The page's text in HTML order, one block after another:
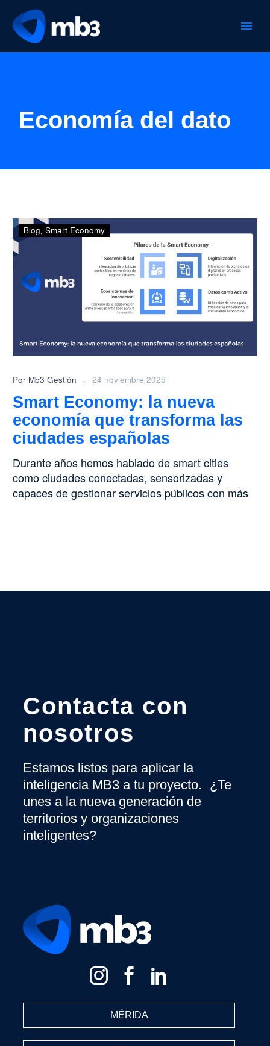
Economía del dato
Economy:
la
nueva
que
transforma
ciudades
españolas
Blog Smart Economy
Por Mb3 Gestión - 24 noviembre 2025
Smart Economy: la nueva
economía que transforma las
ciudades españolas
Durante años hemos hablado de smart cities
como ciudades conectadas, sensorizadas y
capaces de gestionar servicios públicos con más
Contacta con
nosotros
Estamos listos para aplicar la
inteligencia MB3 a tu proyecto. ¿Te
unes a la nueva generación de
territorios y organizaciones
inteligentes?
MÉRIDA